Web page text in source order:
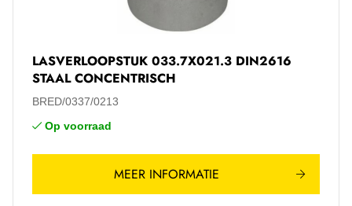
LASVERLOOPSTUK 033.7X021.3 DIN2616
STAAL CONCENTRISCH
BRED/0337/0213
Op voorraad
MEER INFORMATIE